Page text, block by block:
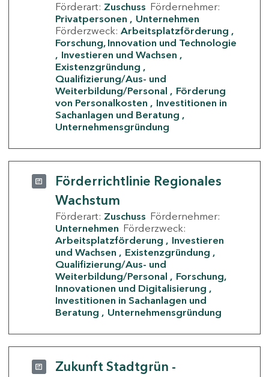
Förderart: Zuschuss Fördernehmer:
Privatpersonen
Unternehmen
Förderzweck: Arbeitsplatzförderung
Forschung, Innovation und Technologie
Investieren und Wachsen
Existenzgründung
Qualifizierung/Aus- und
Weiterbildung/Personal
Förderung
von Personalkosten
Investitionen in
Sachanlagen und Beratung
Unternehmensgründung
Förderrichtlinie Regionales
Wachstum
Förderart: Zuschuss Fördernehmer:
Unternehmen Förderzweck:
Arbeitsplatzförderung
Investieren
und Wachsen
Existenzgründung
Qualifizierung/Aus- und
Weiterbildung/Personal
Forschung,
Innovationen und Digitalisierung
Investitionen in Sachanlagen und
Beratung
Unternehmensgründung
Zukunft Stadtgrün -